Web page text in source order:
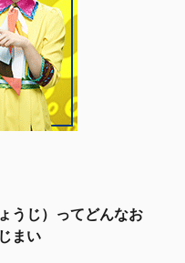
うじ）ってどんなお
まい